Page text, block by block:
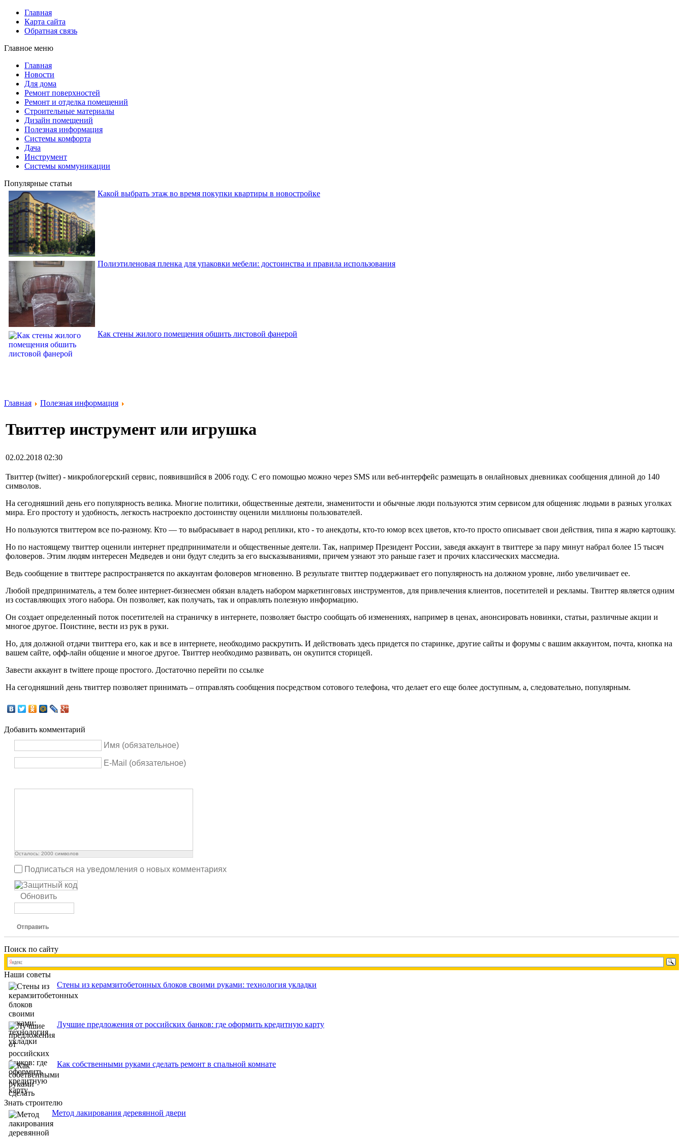
Главная
Карта сайта
Обратная связь
Главное меню
Главная
Новости
Для дома
Ремонт поверхностей
Ремонт и отделка помещений
Строительные материалы
Дизайн помещений
Полезная информация
Системы комфорта
Дача
Инструмент
Системы коммуникации
Популярные статьи
Какой выбрать этаж во время покупки квартиры в новостройке
Полиэтиленовая пленка для упаковки мебели: достоинства и правила использования
Как стены жилого помещения обшить листовой фанерой
Главная Полезная информация
Твиттер инструмент или игрушка
02.02.2018 02:30
Твиттер (twitter) - микроблогерский сервис, появившийся в 2006 году. С его помощью можно через SMS или веб-интерфейс размещать в онлайновых дневниках сообщения длиной до 140
символов.
На сегодняшний день его популярность велика. Многие политики, общественные деятели, знаменитости и обычные люди пользуются этим сервисом для общенияс людьми в разных уголках
мира. Его простоту и удобность, легкость настроекпо достоинству оценили миллионы пользователей.
Но пользуются твиттером все по-разному. Кто — то выбрасывает в народ реплики, кто - то анекдоты, кто-то юмор всех цветов, кто-то просто описывает свои действия, типа я жарю картошку.
Но по настоящему твиттер оценили интернет предприниматели и общественные деятели. Так, например Президент России, заведя аккаунт в твиттере за пару минут набрал более 15 тысяч
фоловеров. Этим людям интересен Медведев и они будут следить за его высказываниями, причем узнают это раньше газет и прочих классических массмедиа.
Ведь сообщение в твиттере распространяется по аккаунтам фоловеров мгновенно. В результате твиттер поддерживает его популярность на должном уровне, либо увеличивает ее.
Любой предприниматель, а тем более интернет-бизнесмен обязан владеть набором маркетинговых инструментов, для привлечения клиентов, посетителей и рекламы. Твиттер является одним
из составляющих этого набора. Он позволяет, как получать, так и оправлять полезную информацию.
Он создает определенный поток посетителей на страничку в интернете, позволяет быстро сообщать об изменениях, например в ценах, анонсировать новинки, статьи, различные акции и
многое другое. Поистине, вести из рук в руки.
Но, для должной отдачи твиттера его, как и все в интернете, необходимо раскрутить. И действовать здесь придется по старинке, другие сайты и форумы с вашим аккаунтом, почта, кнопка на
вашем сайте, офф-лайн общение и многое другое. Твиттер необходимо развивать, он окупится сторицей.
Завести аккаунт в twittere проще простого. Достаточно перейти по ссылке
На сегодняшний день твиттер позволяет принимать – отправлять сообщения посредством сотового телефона, что делает его еще более доступным, а, следовательно, популярным.
Добавить комментарий
Имя (обязательное)
E-Mail (обязательное)
Осталось: 2000 символов
Подписаться на уведомления о новых комментариях
Обновить
Отправить
Поиск по сайту
Наши советы
Стены из керамзитобетонных блоков своими руками: технология укладки
Лучшие предложения от российских банков: где оформить кредитную карту
Как собственными руками сделать ремонт в спальной комнате
Знать строителю
Метод лакирования деревянной двери